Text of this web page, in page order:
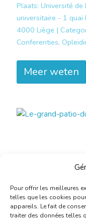
Pour offrir les meilleures
telles que les cookies
appareils. Le fait de
traiter des données telles
Plaats: Université de
universitaire - 1
4000 Liège |
Conferenties,
Meer weten